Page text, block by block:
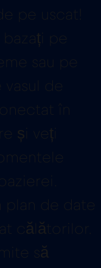
pe uscat!
pe
sau pe
de
în
și veți
plan de date
călătorilor.
să